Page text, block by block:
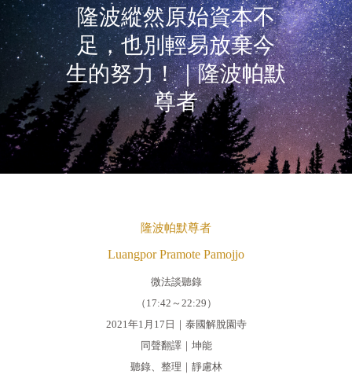
隆波縱然原始資本不
足，也別輕易放棄今
生的努力！｜隆波帕默
尊者
隆波帕默尊者
Luangpor Pramote Pamojjo
微法談聽錄
（17:42～22:29）
2021年1月17日｜泰國解脫園寺
同聲翻譯｜坤能
聽錄、整理｜靜慮林